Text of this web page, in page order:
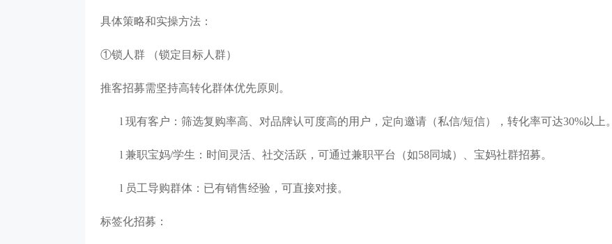
具体策略和实操方法：
①锁人群 （锁定目标人群）
推客招募需坚持高转化群体优先原则。
l 现有客户：筛选复购率高、对品牌认可度高的用户，定向邀请（私信/短信），转化率可达30%以上。
l 兼职宝妈/学生：时间灵活、社交活跃，可通过兼职平台（如58同城）、宝妈社群招募。
l 员工导购群体：已有销售经验，可直接对接。
标签化招募：